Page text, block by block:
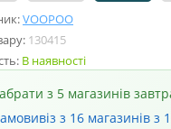
VOOPOO
130415
В наявності
з 5 магазинів
з 16 магазинів з